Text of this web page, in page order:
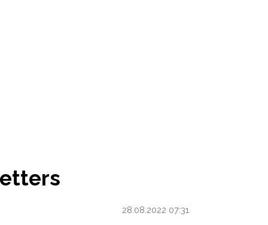
28.08.2022 07:31